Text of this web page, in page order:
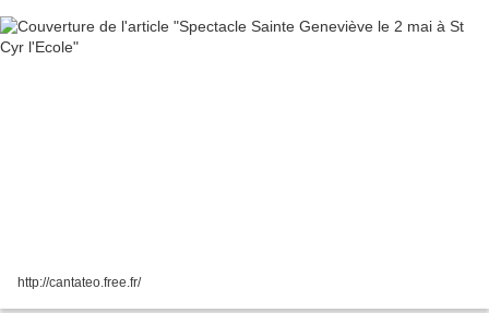
http://cantateo.free.fr/